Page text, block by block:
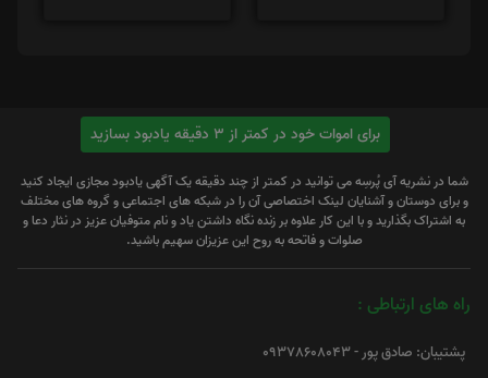
برای اموات خود در کمتر از 3 دقیقه یادبود بسازید
شما در نشریه آی پُرسِه می توانید در کمتر از چند دقیقه یک آگهی یادبود مجازی ایجاد کنید
و برای دوستان و آشنایان لینک اختصاصی آن را در شبکه های اجتماعی و گروه های مختلف
به اشتراک بگذارید و با این کار علاوه بر زنده نگاه داشتن یاد و نام متوفیان عزیز در نثار دعا و
صلوات و فاتحه به روح این عزیزان سهیم باشید.
راه های ارتباطی :
پشتیبان: صادق پور - 09378608043